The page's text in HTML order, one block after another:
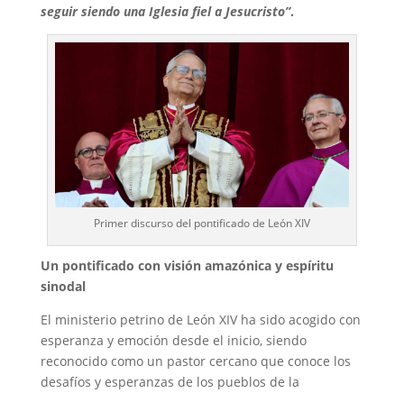
seguir siendo una Iglesia fiel a Jesucristo”.
Primer discurso del pontificado de León XIV
Un pontificado con visión amazónica y espíritu
sinodal
El ministerio petrino de León XIV ha sido acogido con
esperanza y emoción desde el inicio, siendo
reconocido como un pastor cercano que conoce los
desafíos y esperanzas de los pueblos de la